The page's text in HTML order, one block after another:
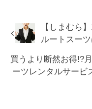
【しまむら
ルートスー
買うより断然お得!?
ーツレンタルサービ